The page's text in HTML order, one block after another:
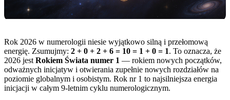
Rok 2026 w numerologii niesie wyjątkowo silną i przełomową
energię. Zsumujmy: 2 + 0 + 2 + 6 = 10 = 1 + 0 = 1. To oznacza, że
2026 jest Rokiem Świata numer 1 — rokiem nowych początków,
odważnych inicjatyw i otwierania zupełnie nowych rozdziałów na
poziomie globalnym i osobistym. Rok nr 1 to najsilniejsza energia
inicjacji w całym 9-letnim cyklu numerologicznym.